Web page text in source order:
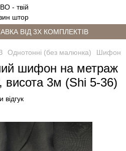
ВІД 3Х КОМПЛЕКТІВ
Однотонні (без малюнка) Шифон
шифон на метраж
висота 3м (Shi 5-36)
відгук